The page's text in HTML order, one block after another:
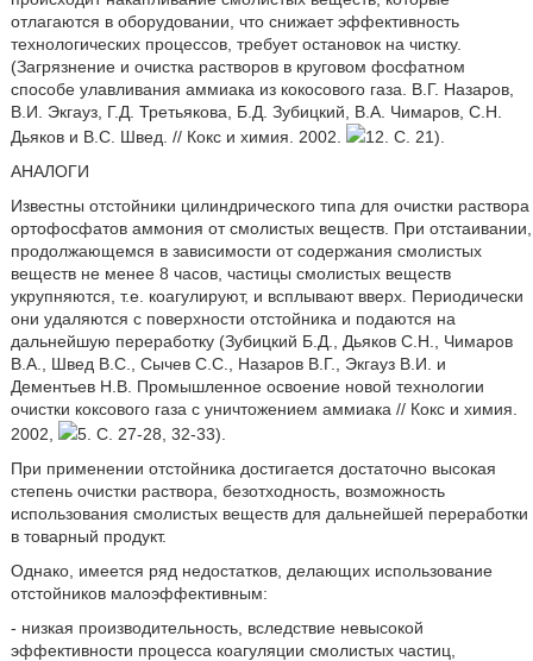
отлагаются в оборудовании, что снижает эффективность
технологических процессов, требует остановок на чистку.
(Загрязнение и очистка растворов в круговом фосфатном
способе улавливания аммиака из кокосового газа. В.Г. Назаров,
В.И. Экгауз, Г.Д. Третьякова, Б.Д. Зубицкий, В.А. Чимаров, С.Н.
Дьяков и B.C. Швед. // Кокс и химия. 2002.
12. С. 21).
АНАЛОГИ
Известны отстойники цилиндрического типа для очистки раствора
ортофосфатов аммония от смолистых веществ. При отстаивании,
продолжающемся в зависимости от содержания смолистых
веществ не менее 8 часов, частицы смолистых веществ
укрупняются, т.е. коагулируют, и всплывают вверх. Периодически
они удаляются с поверхности отстойника и подаются на
дальнейшую переработку (Зубицкий Б.Д., Дьяков С.Н., Чимаров
В.А., Швед B.C., Сычев С.С., Назаров В.Г., Экгауз В.И. и
Дементьев Н.В. Промышленное освоение новой технологии
очистки коксового газа с уничтожением аммиака // Кокс и химия.
2002,
5. С. 27-28, 32-33).
При применении отстойника достигается достаточно высокая
степень очистки раствора, безотходность, возможность
использования смолистых веществ для дальнейшей переработки
в товарный продукт.
Однако, имеется ряд недостатков, делающих использование
отстойников малоэффективным:
- низкая производительность, вследствие невысокой
эффективности процесса коагуляции смолистых частиц,